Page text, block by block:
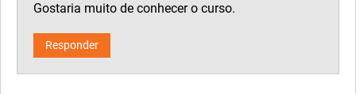
Gostaria muito de conhecer o curso.
Responder